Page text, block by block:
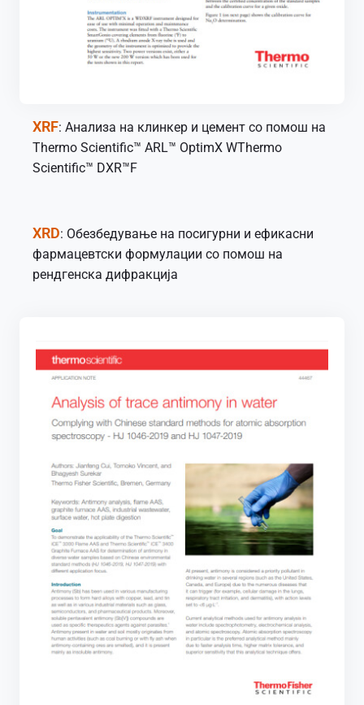
XRF: Анализа на клинкер и цемент со помош на
Thermo Scientific™ ARL™ OptimX WThermo
Scientific™ DXR™F
XRD: Обезбедување на посигурни и ефикасни
фармацевтски формулации со помош на
рендгенска дифракција